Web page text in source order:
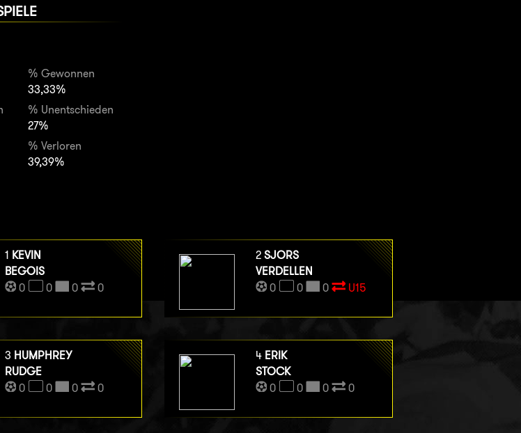
% Gewonnen
33,33%
% Unentschieden
27%
% Verloren
39,39%
1 KEVIN
BEGOIS
0
0 0 0
2 SJORS
VERDELLEN
0
0 0 U15
3 HUMPHREY
RUDGE
0
0 0 0
4 ERIK
STOCK
0
0 0 0